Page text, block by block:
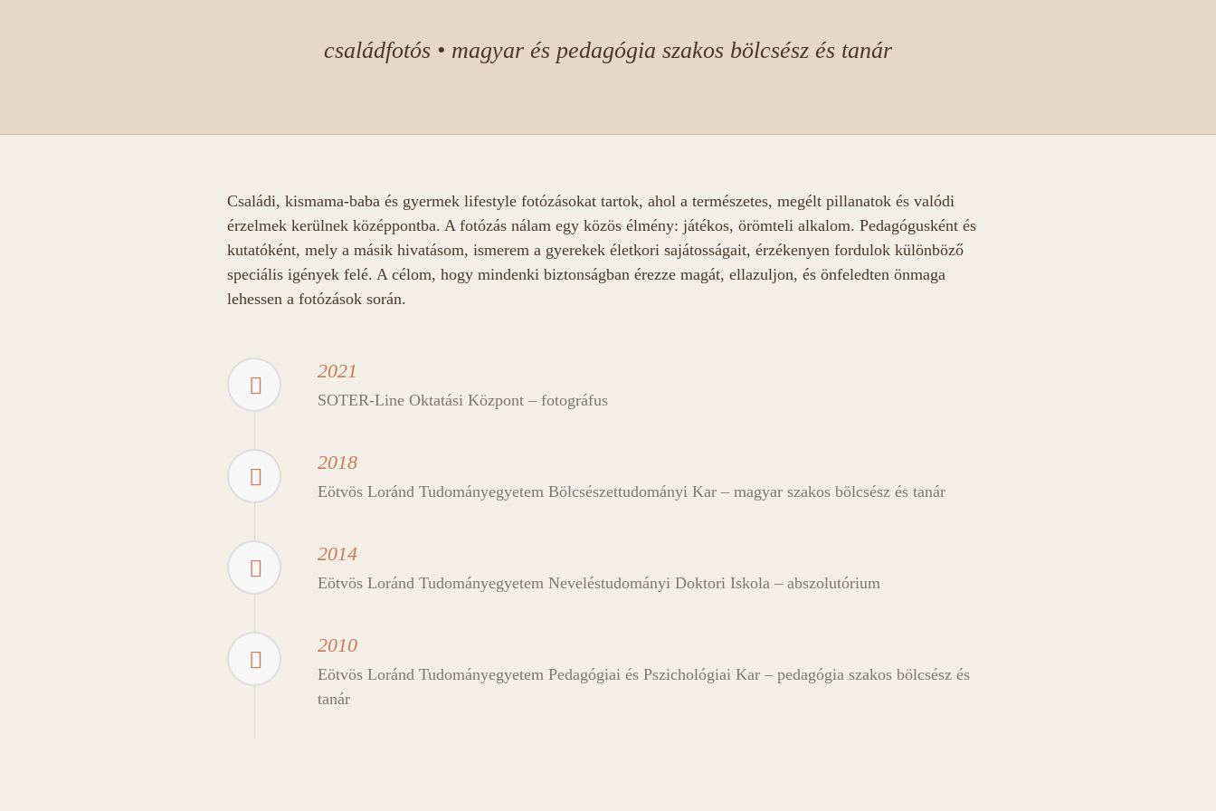
családfotós • magyar és pedagógia szakos bölcsész és tanár
Családi, kismama-baba és gyermek lifestyle fotózásokat tartok, ahol a természetes, megélt pillanatok és valódi
érzelmek kerülnek középpontba. A fotózás nálam egy közös élmény: játékos, örömteli alkalom. Pedagógusként és
kutatóként, mely a másik hivatásom, ismerem a gyerekek életkori sajátosságait, érzékenyen fordulok különböző
speciális igények felé. A célom, hogy mindenki biztonságban érezze magát, ellazuljon, és önfeledten önmaga
lehessen a fotózások során.
2021
SOTER-Line Oktatási Központ – fotográfus
2018
Eötvös Loránd Tudományegyetem Bölcsészettudományi Kar – magyar szakos bölcsész és tanár
2014
Eötvös Loránd Tudományegyetem Neveléstudományi Doktori Iskola – abszolutórium
2010
Eötvös Loránd Tudományegyetem Pedagógiai és Pszichológiai Kar – pedagógia szakos bölcsész és
tanár